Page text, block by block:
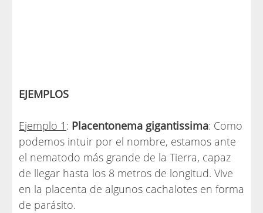
EJEMPLOS
Ejemplo 1 : Placentonema gigantissima: Como
podemos intuir por el nombre, estamos ante
el nematodo más grande de la Tierra, capaz
de llegar hasta los 8 metros de longitud. Vive
en la placenta de algunos cachalotes en forma
de parásito.